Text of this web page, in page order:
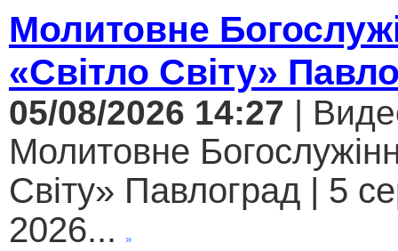
Молитовне
«Світло Світу»
05/08/2026 14:27 |
Молитовне
Світу» Павлоград | 5
2026...